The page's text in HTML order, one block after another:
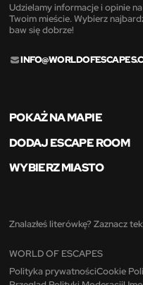
Udzielamy informacje i opinie
Twoim mieście. Wybierz
baw się dobrze!
POKAŻ NA MAPIE
DODAJ ESCAPE ROOM
WYBIERZ MIASTO
Znalazłeś literówkę? Zaznacz
WORLD OF ESCAPES
Polityka prywatnościCookie